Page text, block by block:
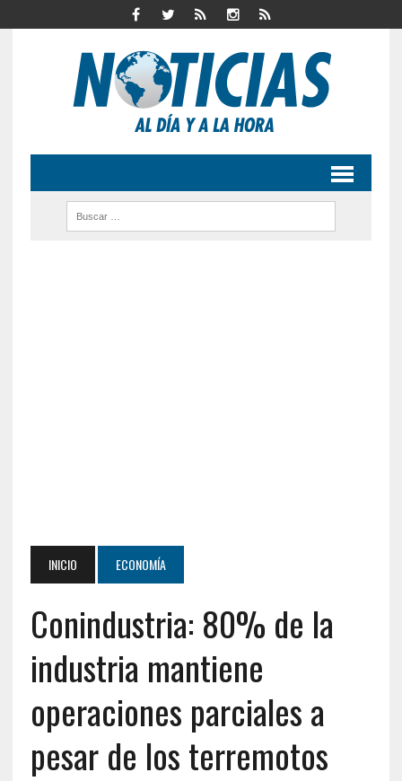
INICIO ECONOMÍA
Conindustria: 80% de la
industria mantiene
operaciones parciales a
pesar de los terremotos